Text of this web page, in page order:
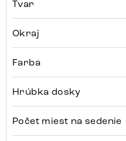
Tvar
Okraj
Farba
Hrúbka dosky
Počet miest na sedenie